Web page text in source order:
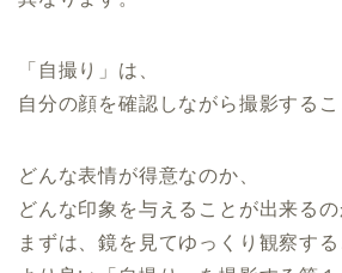
「自撮り」は、
自分の顔を確認しながら撮影するこ
どんな表情が得意なのか、
どんな印象を与えることが出来るの
まずは、鏡を見てゆっくり観察する